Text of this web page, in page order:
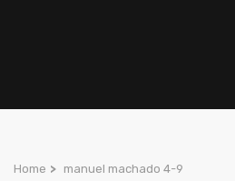
Home > manuel machado 4-9